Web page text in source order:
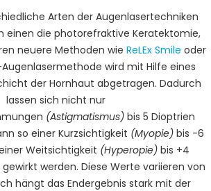
Arten der Augenlasertechniken
einen die photorefraktive Keratektomie,
neuere Methoden wie ReLEx Smile oder
Augenlasermethode wird mit Hilfe eines
der Hornhaut abgetragen. Dadurch
lassen sich nicht nur
(Astigmatismus) bis 5 Dioptrien
so einer Kurzsichtigkeit (Myopie)bis -6
Weitsichtigkeit (Hyperopie)bis +4
werden. Diese Werte variieren von
hängt das Endergebnis stark mit der